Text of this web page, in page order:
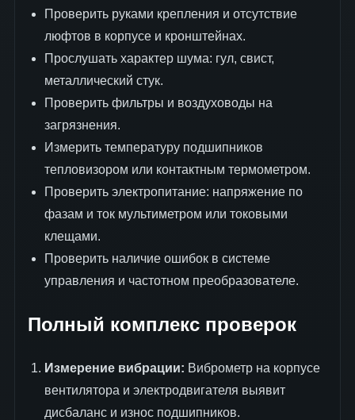
Проверить руками крепления и отсутствие
люфтов в корпусе и кронштейнах.
Прослушать характер шума: гул, свист,
металлический стук.
Проверить фильтры и воздуховоды на
загрязнения.
Измерить температуру подшипников
тепловизором или контактным термометром.
Проверить электропитание: напряжение по
фазам и ток мультиметром или токовыми
клещами.
Проверить наличие ошибок в системе
управления и частотном преобразователе.
Полный комплекс проверок
Измерение вибрации: Виброметр на корпусе
вентилятора и электродвигателя выявит
дисбаланс и износ подшипников.